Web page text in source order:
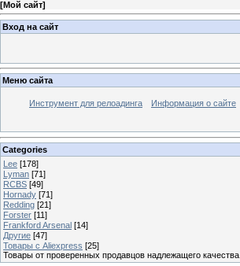
[Мой сайт]
Вход на сайт
Меню сайта
Инструмент для релоадинга Информация о сайте
Categories
Lee [178]
Lyman [71]
RCBS [49]
Hornady [71]
Redding [21]
Forster [11]
Frankford Arsenal [14]
Другие [47]
Товары с Aliexpress [25]
Товары от проверенных продавцов надлежащего качества.